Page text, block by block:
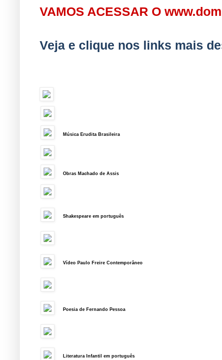
VAMOS ACESSAR O
Veja e clique nos links mais
Música Erudita Brasileira
Obras Machado de Assis
Shakespeare em português
Vídeo Paulo Freire Contemporâneo
Poesia de Fernando Pessoa
Literatura Infantil em português